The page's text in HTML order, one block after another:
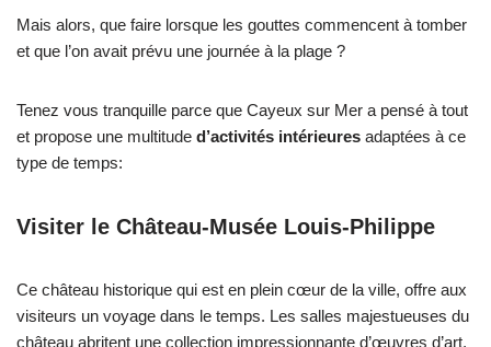
Mais alors, que faire lorsque les gouttes commencent à tomber
et que l’on avait prévu une journée à la plage ?
Tenez vous tranquille parce que Cayeux sur Mer a pensé à tout
et propose une multitude d’activités intérieures adaptées à ce
type de temps:
Visiter le Château-Musée Louis-Philippe
Ce château historique qui est en plein cœur de la ville, offre aux
visiteurs un voyage dans le temps. Les salles majestueuses du
château abritent une collection impressionnante d’œuvres d’art,